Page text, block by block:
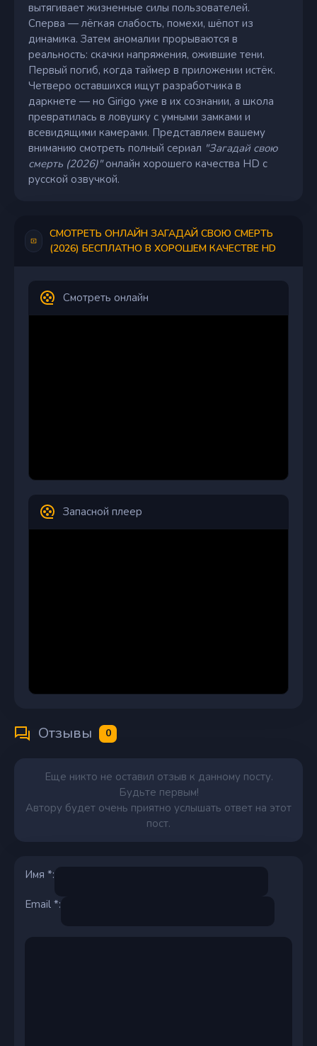
вытягивает жизненные силы пользователей.
Сперва — лёгкая слабость, помехи, шёпот из
динамика. Затем аномалии прорываются в
реальность: скачки напряжения, ожившие тени.
Первый погиб, когда таймер в приложении истёк.
Четверо оставшихся ищут разработчика в
даркнете — но Girigo уже в их сознании, а школа
превратилась в ловушку с умными замками и
всевидящими камерами. Представляем вашему
вниманию смотреть полный сериал "Загадай свою
смерть (2026)"онлайн хорошего качества HD с
русской озвучкой.
СМОТРЕТЬ ОНЛАЙН ЗАГАДАЙ СВОЮ СМЕРТЬ
(2026) БЕСПЛАТНО В ХОРОШЕМ КАЧЕСТВЕ HD
Смотреть онлайн
Запасной плеер
Отзывы 0
Еще никто не оставил отзыв к данному посту.
Будьте первым!
Автору будет очень приятно услышать ответ на этот
пост.
Имя *:
Email *: